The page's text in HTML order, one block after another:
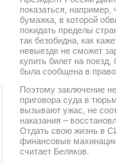
показаться, например,
бумажка, в которой
покидать пределы
так безобидна, как
невыезде не сможет
купить билет на
была сообщена в
Поэтому заключение
приговора суда в
вызывают ужас, не
наказания –
Отдать свою жизнь в
финансовые
считает Беляков.